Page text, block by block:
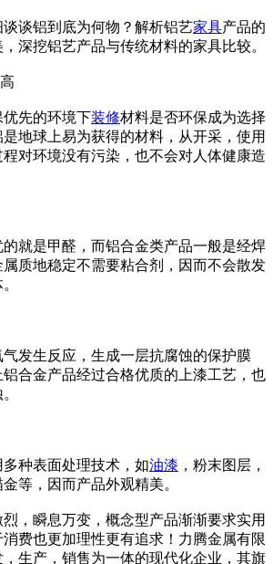
谈铝到底为何物？解析铝艺家具产品的
深挖铝艺产品与传统材料的家具比较。
先的环境下装修材料是否环保成为选择
地球上易为获得的材料，从开采，使用
对环境没有污染，也不会对人体健康造
就是甲醛，而铝合金类产品一般是经焊
质地稳定不需要粘合剂，因而不会散发
发生反应，生成一层抗腐蚀的保护膜
合金产品经过合格优质的上漆工艺，也
种表面处理技术，如油漆 ，粉末图层，
等，因而产品外观精美。
，瞬息万变，概念型产品渐渐要求实用
费也更加理性更有追求！力腾金属有限
生产，销售为一体的现代化企业，其旗